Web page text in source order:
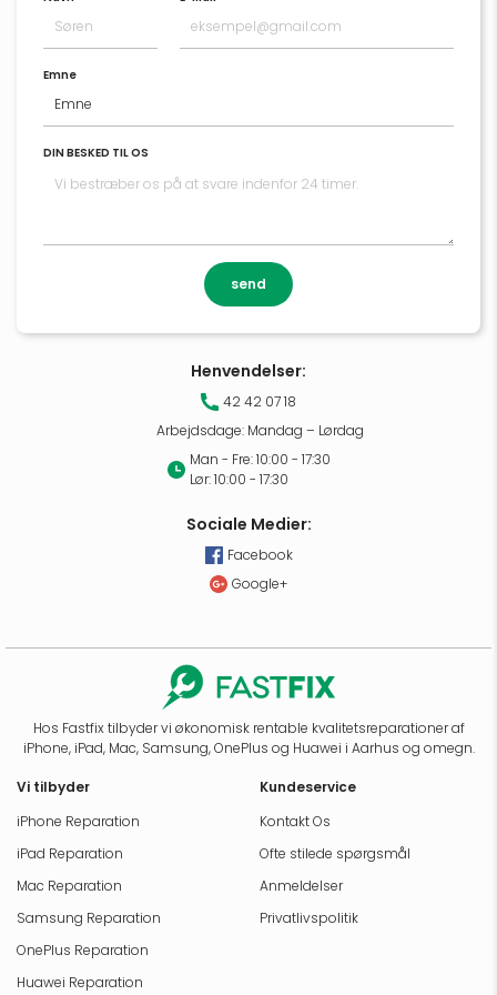
Emne
DIN BESKED TIL OS
send
Henvendelser:
42 42 07 18
Arbejdsdage: Mandag – Lørdag
Man - Fre: 10:00 - 17:30
Lør: 10:00 - 17:30
Sociale Medier:
Facebook
Google+
Hos Fastfix tilbyder vi økonomisk rentable kvalitetsreparationer af
iPhone, iPad, Mac, Samsung, OnePlus og Huawei i Aarhus og omegn.
Vi tilbyder
iPhone Reparation
iPad Reparation
Mac Reparation
Samsung Reparation
OnePlus Reparation
Huawei Reparation
Kundeservice
Kontakt Os
Ofte stilede spørgsmål
Anmeldelser
Privatlivspolitik